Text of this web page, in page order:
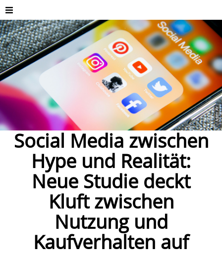
© Adem AY
Social Media zwischen
Hype und Realität:
Neue Studie deckt
Kluft zwischen
Nutzung und
Kaufverhalten auf